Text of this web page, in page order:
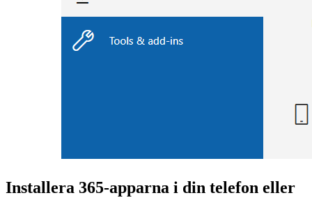
Installera 365-apparna i din telefon eller